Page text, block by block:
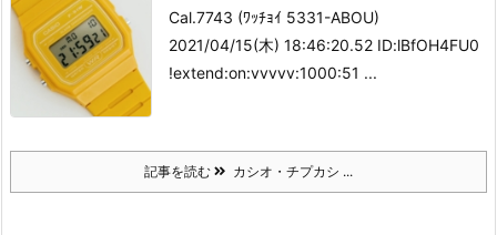
Cal.7743 (ﾜｯﾁｮｲ 5331-ABOU)
2021/04/15(木) 18:46:20.52 ID:lBfOH4FU0
!extend:on:vvvvv:1000:51 ...
記事を読む カシオ・チプカシ ...